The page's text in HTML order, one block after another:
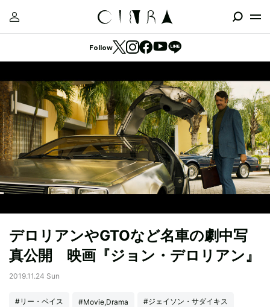
Follow
デロリアンやGTOなど名車の劇中写
真公開 映画『ジョン・デロリアン』
2019.11.24 Sun
#リー・ペイス #Movie,Drama #ジェイソン・サダイキス